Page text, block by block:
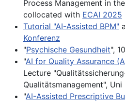
Process Management in
collocated with ECAI 2025
Tutorial "AI-Assisted BPM"
Konferenz
"Psychische Gesundheit",
"AI for Quality Assurance
Lecture
Qualitätsmanagement",
"AI-Assisted Prescriptive